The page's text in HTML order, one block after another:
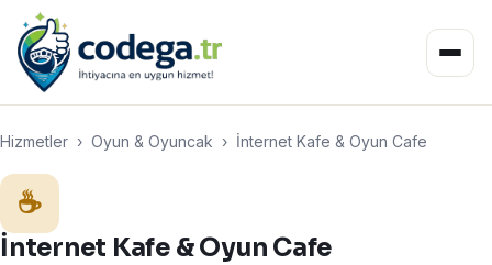
Hizmetler › Oyun & Oyuncak › İnternet Kafe & Oyun Cafe
☕
İnternet Kafe & Oyun Cafe